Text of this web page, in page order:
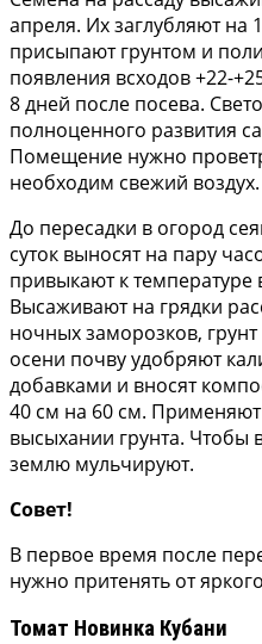
апреля. Их заглубляют на
присыпают грунтом и
появления всходов +22-
8 дней после посева.
полноценного развития
Помещение нужно
необходим свежий воздух.
До пересадки в огород
суток выносят на пару
привыкают к температуре
Высаживают на грядки
ночных заморозков,
осени почву удобряют
добавками и вносят
40 см на 60 см.
высыхании грунта. Чтобы
землю мульчируют.
Совет!
В первое время после
нужно притенять от
Томат Новинка Кубани